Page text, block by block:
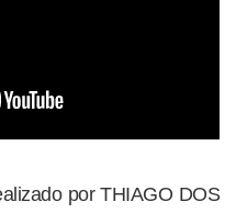
por THIAGO DOS